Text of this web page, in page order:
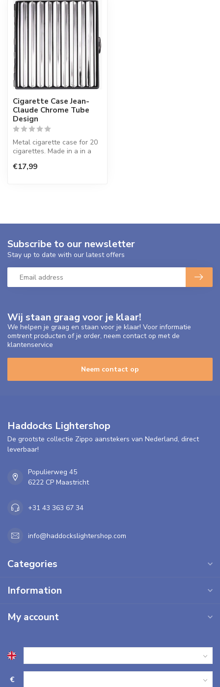
Cigarette Case Jean-
Claude Chrome Tube
Design
Metal cigarette case for 20
cigarettes. Made in a in a
€17,99
Wij staan graag voor je klaar!
We helpen je graag en staan voor je klaar! Voor informatie
omtrent producten of je order, neem contact op met de
klantenservice
Neem contact op
Subscribe to our newsletter
Stay up to date with our latest offers
Haddocks Lightershop
De grootste collectie Zippo aanstekers van Nederland, direct
leverbaar!
Populierweg 45
6222 CP Maastricht
+31 43 363 67 34
info@haddockslightershop.com
Categories
Information
My account
€